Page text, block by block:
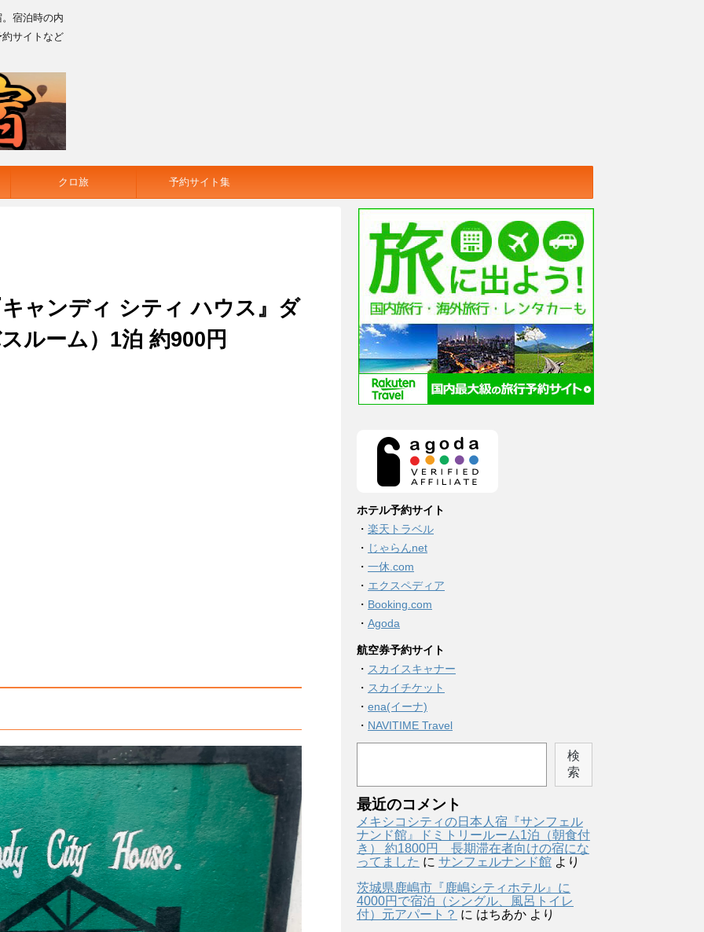
宿泊時の内
サイトなど
クロ旅 予約サイト集
ャンディ シティ ハウス』ダ
ルーム）1泊 約900円
ホテル予約サイト
・ 楽天トラベル
・ じゃらんnet
・ 一休.com
・ エクスペディア
・ Booking.com
・ Agoda
航空券予約サイト
・ スカイスキャナー
・ スカイチケット
・ ena(イーナ)
・ NAVITIME Travel
検
索
最近のコメント
メキシコシティの日本人宿『サンフェル
ナンド館』ドミトリールーム1泊（朝食付
き） 約1800円 長期滞在者向けの宿にな
ってました に サンフェルナンド館 より
茨城県鹿嶋市『鹿嶋シティホテル』に
4000円で宿泊（シングル、風呂トイレ
付）元アパート？ に はちあか より